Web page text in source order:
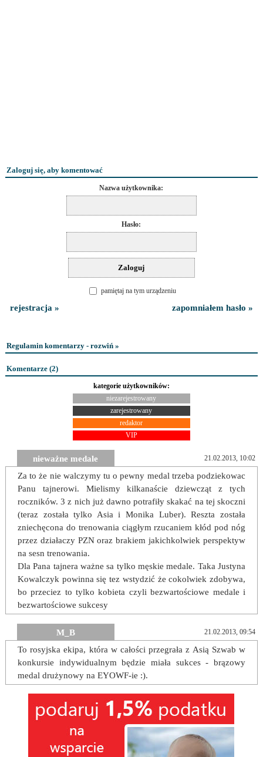
Zaloguj się, aby komentować
Nazwa użytkownika:
Hasło:
pamiętaj na tym urządzeniu
rejestracja » zapomniałem hasło »
Regulamin komentarzy - rozwiń »
Komentarze (2)
kategorie użytkowników:
niezarejestrowany
zarejestrowany
redaktor
VIP
nieważne medale 21.02.2013, 10:02
Za to że nie walczymy tu o pewny medal trzeba podziekowac
Panu tajnerowi. Mielismy kilkanaście dziewcząt z tych
roczników. 3 z nich już dawno potrafiły skakać na tej skoczni
(teraz została tylko Asia i Monika Luber). Reszta została
zniechęcona do trenowania ciągłym rzucaniem kłód pod nóg
przez działaczy PZN oraz brakiem jakichkolwiek perspektyw
na sesn trenowania.
Dla Pana tajnera ważne sa tylko męskie medale. Taka Justyna
Kowalczyk powinna się tez wstydzić że cokolwiek zdobywa,
bo przeciez to tylko kobieta czyli bezwartościowe medale i
bezwartościowe sukcesy
M_B 21.02.2013, 09:54
To rosyjska ekipa, która w całości przegrała z Asią Szwab w
konkursie indywidualnym będzie miała sukces - brązowy
medal drużynowy na EYOWF-ie :).